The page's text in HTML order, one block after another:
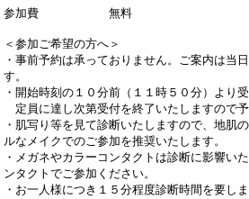
参加費 無料
＜参加ご希望の方へ＞
・事前予約は承っておりません。ご案内は当
す。
・開始時刻の１０分前（１１時５０分）より
定員に達し次第受付を終了いたしますので予
・肌写り等を見て診断いたしますので、地肌
ルなメイクでのご参加を推奨いたします。
・メガネやカラーコンタクトは診断に影響い
ンタクトでご参加ください。
・お一人様につき１５分程度診断時間を要しま